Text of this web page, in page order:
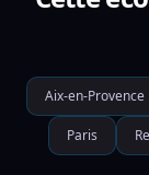
Aix-en-Provence
Paris